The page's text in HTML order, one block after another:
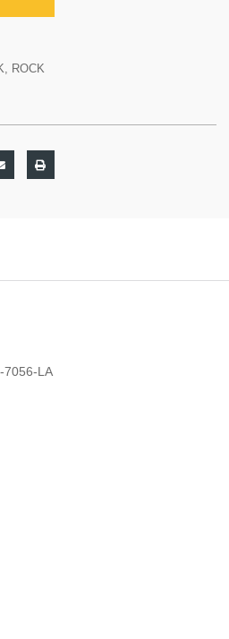
ROCK
7056-LA